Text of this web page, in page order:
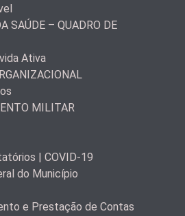
SAÚDE – QUADRO DE
Ativa
MILITAR
| COVID-19
do Município
e Prestação de Contas